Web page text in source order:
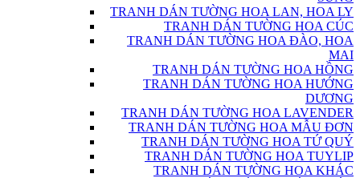
TRANH DÁN TƯỜNG HOA LAN, HOA LY
TRANH DÁN TƯỜNG HOA CÚC
TRANH DÁN TƯỜNG HOA ĐÀO, HOA
MAI
TRANH DÁN TƯỜNG HOA HỒNG
TRANH DÁN TƯỜNG HOA HƯỚNG
DƯƠNG
TRANH DÁN TƯỜNG HOA LAVENDER
TRANH DÁN TƯỜNG HOA MẪU ĐƠN
TRANH DÁN TƯỜNG HOA TỨ QUÝ
TRANH DÁN TƯỜNG HOA TUYLIP
TRANH DÁN TƯỜNG HOA KHÁC